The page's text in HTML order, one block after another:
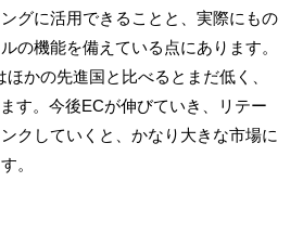
グに活用できることと、実際にもの
の機能を備えている点にあります。
かの先進国と比べるとまだ低く、
す。今後ECが伸びていき、リテー
クしていくと、かなり大きな市場に
。